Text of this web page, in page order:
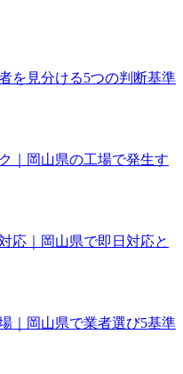
を見分ける5つの判断基準
｜岡山県の工場で発生す
応｜岡山県で即日対応と
｜岡山県で業者選び5基準